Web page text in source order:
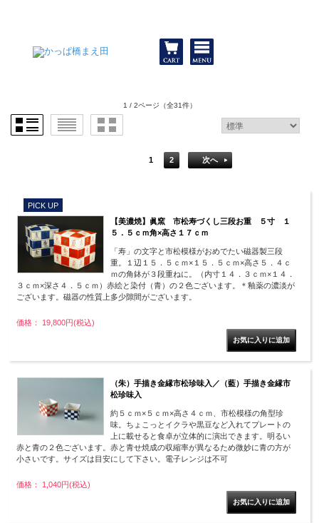
1 / 2ページ （全31件）
1 2 次へ
PICK UP
【美濃焼】眞窯 市松寿づくし三段お重 ５寸 １
５．５ｃｍ角×高さ１７ｃｍ
「寿」の文字と市松模様がおめでたい磁器製三段
重。１辺１５．５ｃｍ×１５．５ｃｍ×高さ５．４ｃ
ｍの角鉢が３段重ねに。（内寸１４．３ｃｍ×１４．
３ｃｍ×深さ４．５ｃｍ）赤絵と染付（青）の２色ございます。＊釉薬の濃淡が
ございます。磁器の性質上多少隙間がございます。
価格： 19,800円(税込)
（朱）手描き金縁市松珍味入／（藍）手描き金縁市
松珍味入
約５ｃｍ×５ｃｍ×高さ４ｃｍ、市松模様の角型珍
味。ちょこっとイクラや黒豆など入れてプレートの
上に載せると食卓が立体的に演出できます。明るい
赤と青の２色ございます。赤と青せ焼成の収縮率が異なるため微妙に青の方が
小さいです。サイズは目安にして下さい。電子レンジは不可
価格： 1,040円(税込)